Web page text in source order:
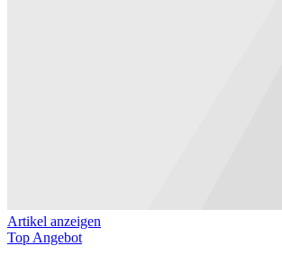
Artikel anzeigen
Top Angebot